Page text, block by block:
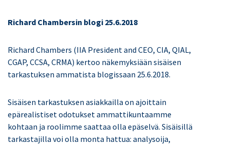
Richard Chambersin blogi 25.6.2018
Richard Chambers (IIA President and CEO, CIA, QIAL,
CGAP, CCSA, CRMA) kertoo näkemyksiään sisäisen
tarkastuksen ammatista blogissaan 25.6.2018.
Sisäisen tarkastuksen asiakkailla on ajoittain
epärealistiset odotukset ammattikuntaamme
kohtaan ja roolimme saattaa olla epäselvä. Sisäisillä
tarkastajilla voi olla monta hattua: analysoija,